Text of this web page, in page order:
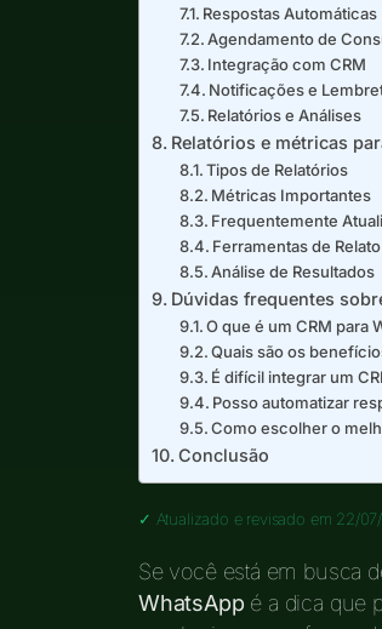
Respostas Automáticas
Agendamento de
Integração com CRM
Notificações e
Relatórios e Análises
Relatórios e métricas
Tipos de Relatórios
Métricas Importantes
Frequentemente
Ferramentas de Relato
Análise de Resultados
Dúvidas frequentes
O que é um CRM para
Quais são os
É difícil integrar um
Posso automatizar
Como escolher o
Conclusão
✓ Atualizado e revisado em 22/
Se você está em busca
WhatsApp é a dica que